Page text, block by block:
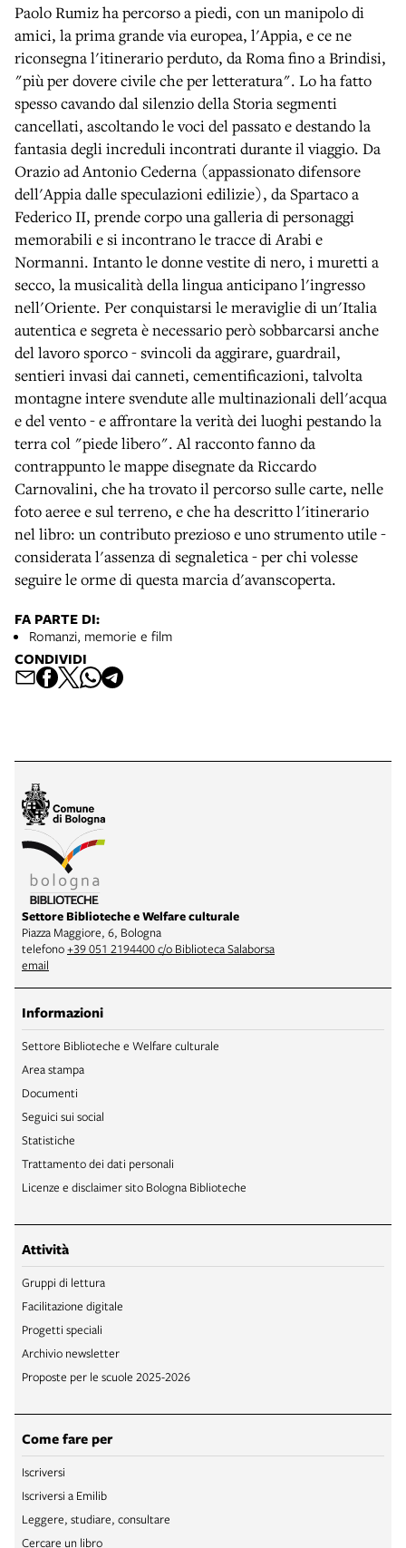
Paolo Rumiz ha percorso a piedi, con un manipolo di
amici, la prima grande via europea, l'Appia, e ce ne
riconsegna l'itinerario perduto, da Roma fino a Brindisi,
"più per dovere civile che per letteratura". Lo ha fatto
spesso cavando dal silenzio della Storia segmenti
cancellati, ascoltando le voci del passato e destando la
fantasia degli increduli incontrati durante il viaggio. Da
Orazio ad Antonio Cederna (appassionato difensore
dell'Appia dalle speculazioni edilizie), da Spartaco a
Federico II, prende corpo una galleria di personaggi
memorabili e si incontrano le tracce di Arabi e
Normanni. Intanto le donne vestite di nero, i muretti a
secco, la musicalità della lingua anticipano l'ingresso
nell'Oriente. Per conquistarsi le meraviglie di un'Italia
autentica e segreta è necessario però sobbarcarsi anche
del lavoro sporco - svincoli da aggirare, guardrail,
sentieri invasi dai canneti, cementificazioni, talvolta
montagne intere svendute alle multinazionali dell'acqua
e del vento - e affrontare la verità dei luoghi pestando la
terra col "piede libero". Al racconto fanno da
contrappunto le mappe disegnate da Riccardo
Carnovalini, che ha trovato il percorso sulle carte, nelle
foto aeree e sul terreno, e che ha descritto l'itinerario
nel libro: un contributo prezioso e uno strumento utile -
considerata l'assenza di segnaletica - per chi volesse
seguire le orme di questa marcia d'avanscoperta.
FA PARTE DI:
Romanzi, memorie e film
CONDIVIDI
Settore Biblioteche e Welfare culturale
Piazza Maggiore, 6, Bologna
telefono+39 051 2194400 c/o Biblioteca Salaborsa
email
Informazioni
Settore Biblioteche e Welfare culturale
Area stampa
Documenti
Seguici sui social
Statistiche
Trattamento dei dati personali
Licenze e disclaimer sito Bologna Biblioteche
Attività
Gruppi di lettura
Facilitazione digitale
Progetti speciali
Archivio newsletter
Proposte per le scuole 2025-2026
Come fare per
Iscriversi
Iscriversi a Emilib
Leggere, studiare, consultare
Cercare un libro